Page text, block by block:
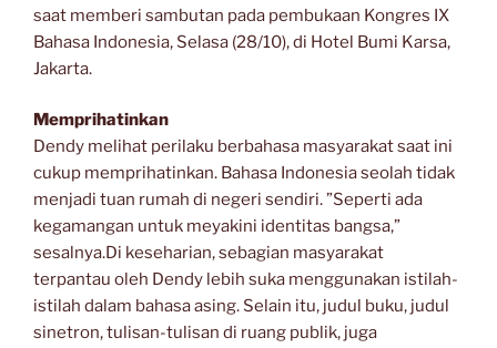
saat memberi sambutan pada pembukaan Kongres IX
Bahasa Indonesia, Selasa (28/10), di Hotel Bumi Karsa,
Jakarta.
Memprihatinkan
Dendy melihat perilaku berbahasa masyarakat saat ini
cukup memprihatinkan. Bahasa Indonesia seolah tidak
menjadi tuan rumah di negeri sendiri. ”Seperti ada
kegamangan untuk meyakini identitas bangsa,”
sesalnya.Di keseharian, sebagian masyarakat
terpantau oleh Dendy lebih suka menggunakan istilah-
istilah dalam bahasa asing. Selain itu, judul buku, judul
sinetron, tulisan-tulisan di ruang publik, juga